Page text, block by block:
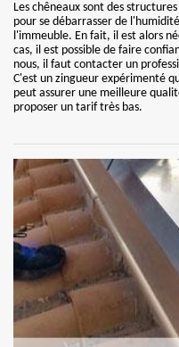
Les chêneaux sont des
pour se débarrasser de
l'immeuble. En fait, il est alors
cas, il est possible de faire
nous, il faut contacter un
C'est un zingueur expérimenté
peut assurer une meilleure
proposer un tarif très bas.